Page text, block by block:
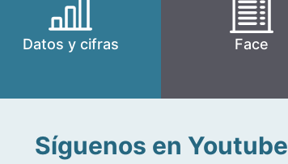
Datos y cifras Face
Síguenos en Youtube